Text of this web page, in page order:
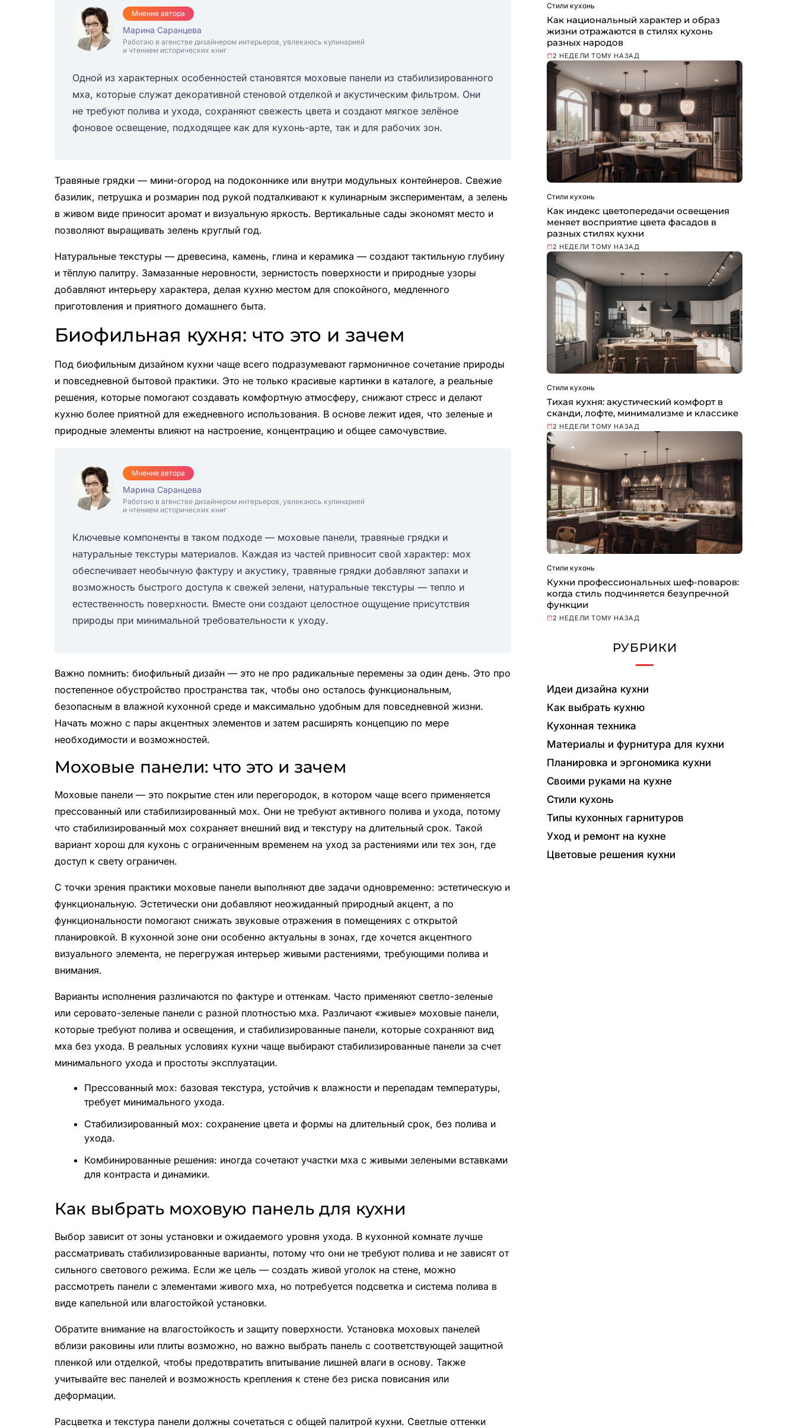
Мнение автора
Марина Саранцева
Работаю в агенстве дизайнером интерьеров, увлекаюсь кулинарией
и чтением исторических книг
Одной из характерных особенностей становятся моховые панели из стабилизированного
мха, которые служат декоративной стеновой отделкой и акустическим фильтром. Они
не требуют полива и ухода, сохраняют свежесть цвета и создают мягкое зелёное
фоновое освещение, подходящее как для кухонь-арте, так и для рабочих зон.
Травяные грядки — мини-огород на подоконнике или внутри модульных контейнеров. Свежие
базилик, петрушка и розмарин под рукой подталкивают к кулинарным экспериментам, а зелень
в живом виде приносит аромат и визуальную яркость. Вертикальные сады экономят место и
позволяют выращивать зелень круглый год.
Натуральные текстуры — древесина, камень, глина и керамика — создают тактильную глубину
и тёплую палитру. Замазанные неровности, зернистость поверхности и природные узоры
добавляют интерьеру характера, делая кухню местом для спокойного, медленного
приготовления и приятного домашнего быта.
Биофильная кухня: что это и зачем
Под биофильным дизайном кухни чаще всего подразумевают гармоничное сочетание природы
и повседневной бытовой практики. Это не только красивые картинки в каталоге, а реальные
решения, которые помогают создавать комфортную атмосферу, снижают стресс и делают
кухню более приятной для ежедневного использования. В основе лежит идея, что зеленые и
природные элементы влияют на настроение, концентрацию и общее самочувствие.
Мнение автора
Марина Саранцева
Работаю в агенстве дизайнером интерьеров, увлекаюсь кулинарией
и чтением исторических книг
Ключевые компоненты в таком подходе — моховые панели, травяные грядки и
натуральные текстуры материалов. Каждая из частей привносит свой характер: мох
обеспечивает необычную фактуру и акустику, травяные грядки добавляют запахи и
возможность быстрого доступа к свежей зелени, натуральные текстуры — тепло и
естественность поверхности. Вместе они создают целостное ощущение присутствия
природы при минимальной требовательности к уходу.
Важно помнить: биофильный дизайн — это не про радикальные перемены за один день. Это про
постепенное обустройство пространства так, чтобы оно осталось функциональным,
безопасным в влажной кухонной среде и максимально удобным для повседневной жизни.
Начать можно с пары акцентных элементов и затем расширять концепцию по мере
необходимости и возможностей.
Моховые панели: что это и зачем
Моховые панели — это покрытие стен или перегородок, в котором чаще всего применяется
прессованный или стабилизированный мох. Они не требуют активного полива и ухода, потому
что стабилизированный мох сохраняет внешний вид и текстуру на длительный срок. Такой
вариант хорош для кухонь с ограниченным временем на уход за растениями или тех зон, где
доступ к свету ограничен.
С точки зрения практики моховые панели выполняют две задачи одновременно: эстетическую и
функциональную. Эстетически они добавляют неожиданный природный акцент, а по
функциональности помогают снижать звуковые отражения в помещениях с открытой
планировкой. В кухонной зоне они особенно актуальны в зонах, где хочется акцентного
визуального элемента, не перегружая интерьер живыми растениями, требующими полива и
внимания.
Варианты исполнения различаются по фактуре и оттенкам. Часто применяют светло-зеленые
или серовато-зеленые панели с разной плотностью мха. Различают «живые» моховые панели,
которые требуют полива и освещения, и стабилизированные панели, которые сохраняют вид
мха без ухода. В реальных условиях кухни чаще выбирают стабилизированные панели за счет
минимального ухода и простоты эксплуатации.
Прессованный мох: базовая текстура, устойчив к влажности и перепадам температуры,
требует минимального ухода.
Стабилизированный мох: сохранение цвета и формы на длительный срок, без полива и
ухода.
Комбинированные решения: иногда сочетают участки мха с живыми зелеными вставками
для контраста и динамики.
Как выбрать моховую панель для кухни
Выбор зависит от зоны установки и ожидаемого уровня ухода. В кухонной комнате лучше
рассматривать стабилизированные варианты, потому что они не требуют полива и не зависят от
сильного светового режима. Если же цель — создать живой уголок на стене, можно
рассмотреть панели с элементами живого мха, но потребуется подсветка и система полива в
виде капельной или влагостойкой установки.
Обратите внимание на влагостойкость и защиту поверхности. Установка моховых панелей
вблизи раковины или плиты возможно, но важно выбрать панель с соответствующей защитной
пленкой или отделкой, чтобы предотвратить впитывание лишней влаги в основу. Также
учитывайте вес панелей и возможность крепления к стене без риска повисания или
деформации.
Расцветка и текстура панели должны сочетаться с общей палитрой кухни. Светлые оттенки
Стили кухонь
Как национальный характер и образ
жизни отражаются в стилях кухонь
разных народов
2 НЕДЕЛИ ТОМУ НАЗАД
Стили кухонь
Как индекс цветопередачи освещения
меняет восприятие цвета фасадов в
разных стилях кухни
2 НЕДЕЛИ ТОМУ НАЗАД
Стили кухонь
Тихая кухня: акустический комфорт в
сканди, лофте, минимализме и классике
2 НЕДЕЛИ ТОМУ НАЗАД
Стили кухонь
Кухни профессиональных шеф-поваров:
когда стиль подчиняется безупречной
функции
2 НЕДЕЛИ ТОМУ НАЗАД
РУБРИКИ
Идеи дизайна кухни
Как выбрать кухню
Кухонная техника
Материалы и фурнитура для кухни
Планировка и эргономика кухни
Своими руками на кухне
Стили кухонь
Типы кухонных гарнитуров
Уход и ремонт на кухне
Цветовые решения кухни